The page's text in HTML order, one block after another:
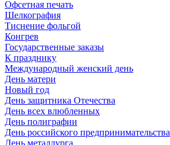
Офсетная печать
Шелкография
Тиснение фольгой
Конгрев
Государственные заказы
К празднику
Международный женский день
День матери
Новый год
День защитника Отечества
День всех влюбленных
День полиграфии
День российского предпринимательства
День металлурга